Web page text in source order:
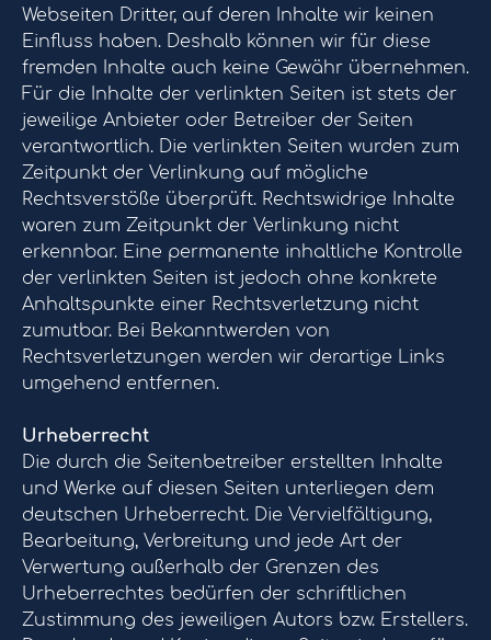
Webseiten Dritter, auf deren Inhalte wir keinen
Einfluss haben. Deshalb können wir für diese
fremden Inhalte auch keine Gewähr übernehmen.
Für die Inhalte der verlinkten Seiten ist stets der
jeweilige Anbieter oder Betreiber der Seiten
verantwortlich. Die verlinkten Seiten wurden zum
Zeitpunkt der Verlinkung auf mögliche
Rechtsverstöße überprüft. Rechtswidrige Inhalte
waren zum Zeitpunkt der Verlinkung nicht
erkennbar. Eine permanente inhaltliche Kontrolle
der verlinkten Seiten ist jedoch ohne konkrete
Anhaltspunkte einer Rechtsverletzung nicht
zumutbar. Bei Bekanntwerden von
Rechtsverletzungen werden wir derartige Links
umgehend entfernen.
Urheberrecht
Die durch die Seitenbetreiber erstellten Inhalte
und Werke auf diesen Seiten unterliegen dem
deutschen Urheberrecht. Die Vervielfältigung,
Bearbeitung, Verbreitung und jede Art der
Verwertung außerhalb der Grenzen des
Urheberrechtes bedürfen der schriftlichen
Zustimmung des jeweiligen Autors bzw. Erstellers.